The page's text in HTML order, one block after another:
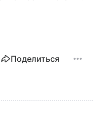
Поделиться